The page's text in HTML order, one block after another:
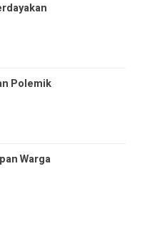
Polemik
Warga